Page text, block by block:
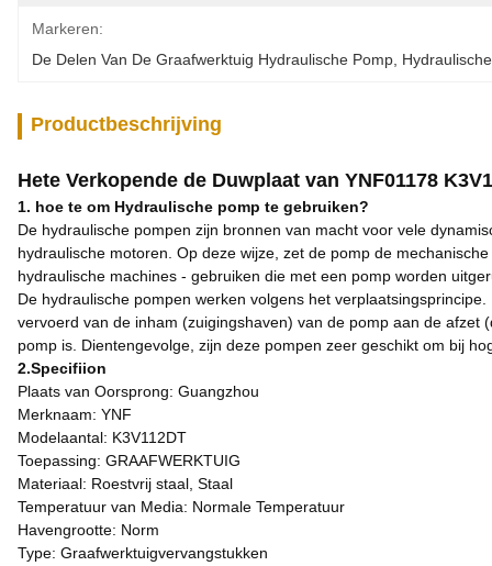
Markeren:
De Delen Van De Graafwerktuig Hydraulische Pomp
Productbeschrijving
Hete Verkopende de Duwplaat van YNF01178
1. hoe te om Hydraulische pomp te gebruiken?
De hydraulische pompen zijn bronnen van macht voor vele
hydraulische motoren. Op deze wijze, zet de pomp de
hydraulische machines - gebruiken die met een pomp worden
De hydraulische pompen werken volgens het
vervoerd van de inham (zuigingshaven) van de pomp aan de
pomp is. Dientengevolge, zijn deze pompen zeer geschikt om bij
2.Specifiion
Plaats van Oorsprong: Guangzhou
Merknaam: YNF
Modelaantal: K3V112DT
Toepassing: GRAAFWERKTUIG
Materiaal: Roestvrij staal, Staal
Temperatuur van Media: Normale Temperatuur
Havengrootte: Norm
Type: Graafwerktuigvervangstukken